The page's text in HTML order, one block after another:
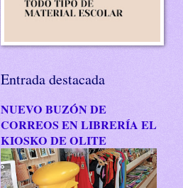
Entrada destacada
NUEVO BUZÓN DE
CORREOS EN LIBRERÍA EL
KIOSKO DE OLITE